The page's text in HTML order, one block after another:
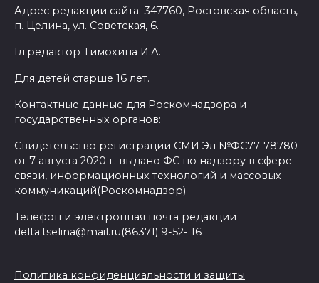
Адрес редакции сайта: 347760, Ростовская область,
п. Целина, ул. Советская, 6.
Гл.редактор Тимохина И.А.
Для детей старше 16 лет.
Контактные данные для Роскомнадзора и
государственных органов:
Свидетельство регистрации СМИ Эл №ФС77-78780
от 7 августа 2020 г. выдано ФС по надзору в сфере
связи, информационных технологий и массовых
коммуникаций(Роскомнадзор)
Телефон и электронная почта редакции
delta.tselina@mail.ru(86371) 9-52- 16
Политика конфиденциальности и защиты